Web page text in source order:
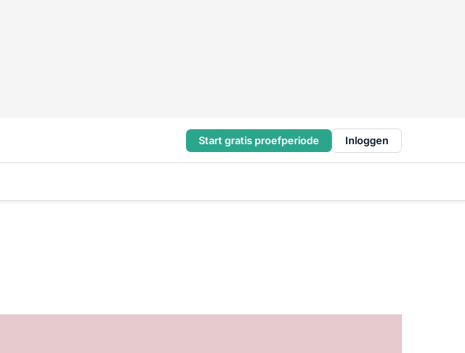
Start gratis proefperiode Inloggen